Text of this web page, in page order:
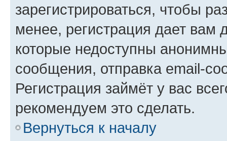
зарегистрироваться, чтобы
менее, регистрация дает вам
которые недоступны
сообщения, отправка email-
Регистрация займёт у вас
рекомендуем это сделать.
Вернуться к началу